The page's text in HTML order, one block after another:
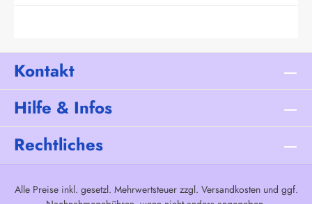
Kontakt
Hilfe & Infos
Rechtliches
Alle Preise inkl. gesetzl. Mehrwertsteuer zzgl. Versandkostenund ggf.